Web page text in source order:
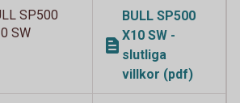
SP500
SW
BULL SP500
X10 SW -
slutliga
villkor (pdf)